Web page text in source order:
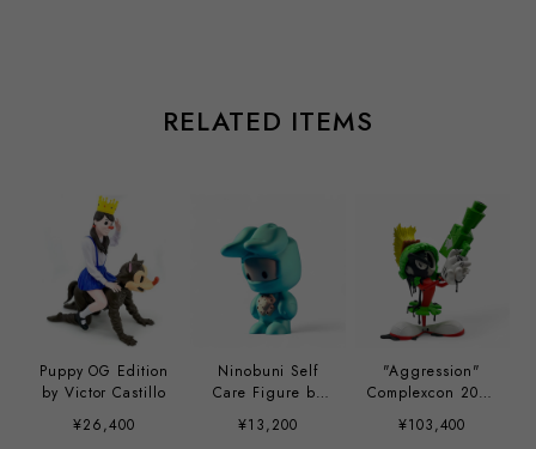
RELATED ITEMS
Puppy OG Edition
by Victor Castillo
¥26,400
Ninobuni Self
Care Figure by
Juan Muniz
¥13,200
"Aggression"
Complexcon 2018
Exclusive by Matt
Gondek
¥103,400